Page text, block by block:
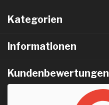
Kategorien
Informationen
Kundenbewertungen